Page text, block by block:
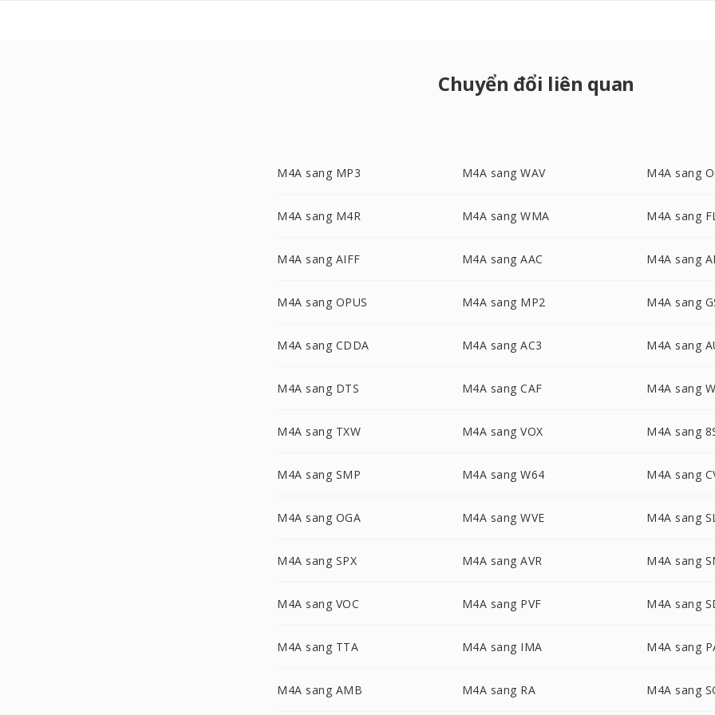
Chuyển đổi liên quan
M4A sang MP3 M4A sang WAV M4A sang
M4A sang M4R M4A sang WMA M4A sang
M4A sang AIFF M4A sang AAC M4A sang
M4A sang OPUS M4A sang MP2 M4A sang
M4A sang CDDA M4A sang AC3 M4A sang
M4A sang DTS M4A sang CAF M4A sang
M4A sang TXW M4A sang VOX M4A sang
M4A sang SMP M4A sang W64 M4A sang
M4A sang OGA M4A sang WVE M4A sang
M4A sang SPX M4A sang AVR M4A sang
M4A sang VOC M4A sang PVF M4A sang
M4A sang TTA M4A sang IMA M4A sang
M4A sang AMB M4A sang RA M4A sang